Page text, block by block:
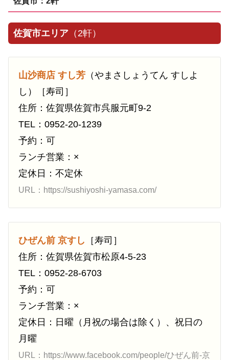
佐賀市エリア （2軒）
山沙商店 すし芳 （やまさしょうてん すしよ
し）［寿司］
住所：佐賀県佐賀市呉服元町9-2
TEL：0952-20-1239
予約：可
ランチ営業：×
定休日：不定休
URL：https://sushiyoshi-yamasa.com/
ひぜん前 京すし ［寿司］
住所：佐賀県佐賀市松原4-5-23
TEL：0952-28-6703
予約：可
ランチ営業：×
定休日：日曜（月祝の場合は除く）、祝日の
月曜
URL：https://www.facebook.com/people/ひぜん前-京